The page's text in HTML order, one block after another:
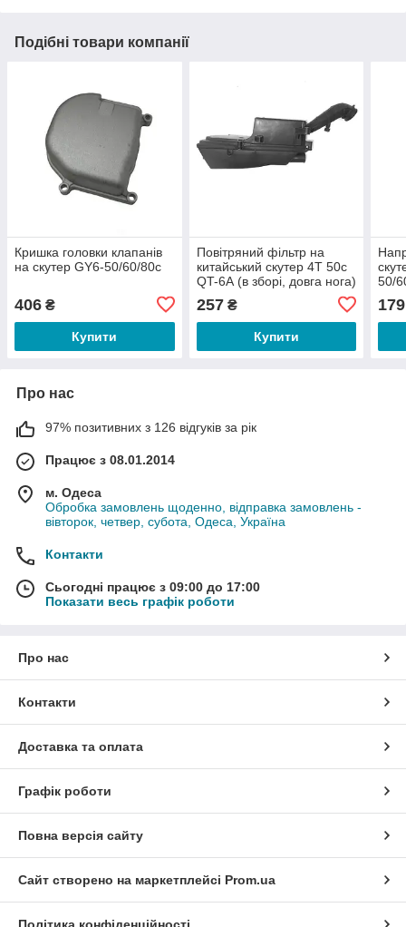
Подібні товари компанії
Кришка головки клапанів
на скутер GY6-50/60/80c
406 ₴
Купити
Повітряний фільтр на
китайський скутер 4T 50c
QT-6А (в зборі, довга нога)
257₴
Купити
50/
179
Про нас
97% позитивних з 126 відгуків за рік
Працює з 08.01.2014
м. Одеса
Обробка замовлень щоденно, відправка замовлень -
вівторок, четвер, субота, Одеса, Україна
Контакти
Сьогодні працює з 09:00 до 17:00
Показати весь графік роботи
Про нас
Контакти
Доставка та оплата
Графік роботи
Повна версія сайту
Сайт створено на маркетплейсі Prom.ua